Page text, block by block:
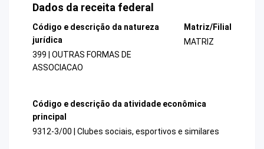
Dados da receita federal
Código e descrição da natureza
jurídica
399 | OUTRAS FORMAS DE
ASSOCIACAO
Matriz/Filial
MATRIZ
Código e descrição da atividade econômica
principal
9312-3/00 | Clubes sociais, esportivos e similares